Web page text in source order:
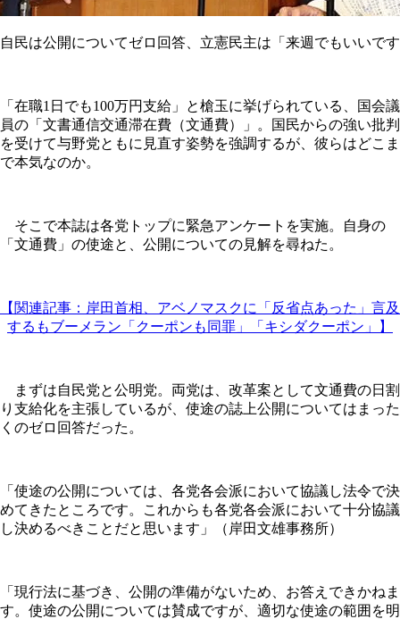
自民は公開についてゼロ回答、立憲民主は「来週でもいいで
「在職1日でも100万円支給」と槍玉に挙げられている、国会議
員の「文書通信交通滞在費（文通費）」。国民からの強い批判
を受けて与野党ともに見直す姿勢を強調するが、彼らはどこま
で本気なのか。
そこで本誌は各党トップに緊急アンケートを実施。自身の
「文通費」の使途と、公開についての見解を尋ねた。
【関連記事：岸田首相、アベノマスクに「反省点あった」言及
するもブーメラン「クーポンも同罪」「キシダクーポン」】
まずは自民党と公明党。両党は、改革案として文通費の日割
り支給化を主張しているが、使途の誌上公開についてはまった
くのゼロ回答だった。
「使途の公開については、各党各会派において協議し法令で決
めてきたところです。これからも各党各会派において十分協議
し決めるべきことだと思います」（岸田文雄事務所）
「現行法に基づき、公開の準備がないため、お答えできかねま
す。使途の公開については賛成ですが、適切な使途の範囲を明